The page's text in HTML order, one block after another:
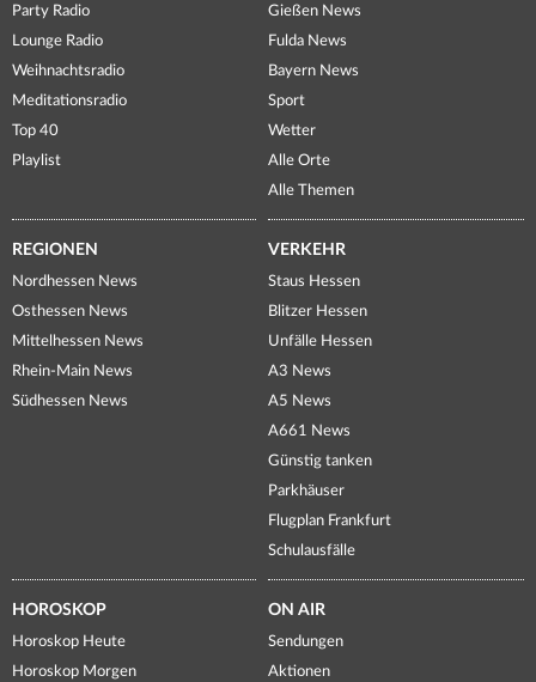
Party Radio
Lounge Radio
Weihnachtsradio
Meditationsradio
Top 40
Playlist
Gießen News
Fulda News
Bayern News
Sport
Wetter
Alle Orte
Alle Themen
REGIONEN
Nordhessen News
Osthessen News
Mittelhessen News
Rhein-Main News
Südhessen News
VERKEHR
Staus Hessen
Blitzer Hessen
Unfälle Hessen
A3 News
A5 News
A661 News
Günstig tanken
Parkhäuser
Flugplan Frankfurt
Schulausfälle
HOROSKOP
Horoskop Heute
Horoskop Morgen
ON AIR
Sendungen
Aktionen